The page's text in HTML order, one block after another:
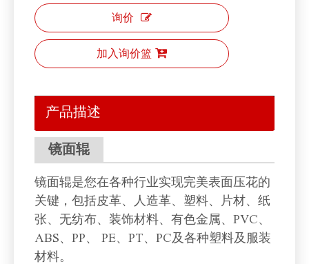
询价
加入询价篮
产品描述
镜面辊
镜面辊是您在各种行业实现完美表面压花的
关键，包括皮革、人造革、塑料、片材、纸
张、无纺布、装饰材料、有色金属、PVC、
ABS、PP、 PE、PT、PC及各种塑料及服装
材料。